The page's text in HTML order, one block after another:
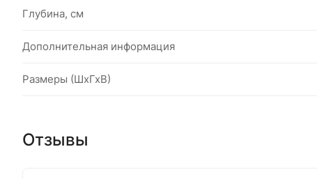
Глубина, см
Дополнительная информация
Размеры (ШхГхВ)
Отзывы